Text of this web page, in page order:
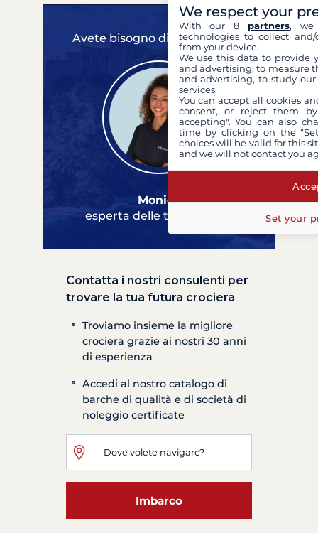
Avete bisogno di un consiglio?
Monica
esperta delle tue crociere
Contatta i nostri consulenti per
trovare la tua futura crociera
Troviamo insieme la migliore
crociera grazie ai nostri 30 anni
di esperienza
Accedi al nostro catalogo di
barche di qualità e di società di
noleggio certificate
Imbarco
We respect your
With our 8 partners, we
technologies to collect
from your device.
We use this data to provide
and advertising, to measure
and advertising, to study
services.
You can accept all cookies
consent, or reject them
accepting". You can also
time by clicking on the
choices will be valid for this
and we will not contact you
Set your